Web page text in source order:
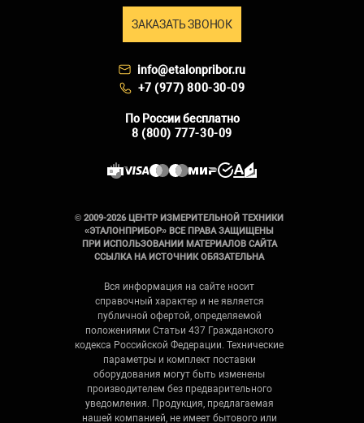
ЗАКАЗАТЬ ЗВОНОК
info@etalonpribor.ru
+7 (977) 800-30-09
По России бесплатно
8 (800) 777-30-09
© 2009-2026 ЦЕНТР ИЗМЕРИТЕЛЬНОЙ ТЕХНИКИ
«ЭТАЛОНПРИБОР» ВСЕ ПРАВА ЗАЩИЩЕНЫ
ПРИ ИСПОЛЬЗОВАНИИ МАТЕРИАЛОВ САЙТА
ССЫЛКА НА ИСТОЧНИК ОБЯЗАТЕЛЬНА
Вся информация на сайте носит
справочный характер и не является
публичной офертой, определяемой
положениями Статьи 437 Гражданского
кодекса Российской Федерации. Технические
параметры и комплект поставки
оборудования могут быть изменены
производителем без предварительного
уведомления. Продукция, предлагаемая
нашей компанией, не имеет бытового или